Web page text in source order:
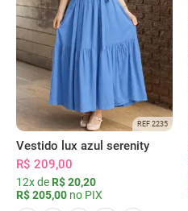
REF 2235
Vestido lux azul serenity
R$ 209,00
12x de R$ 20,20
R$ 205,00 no PIX